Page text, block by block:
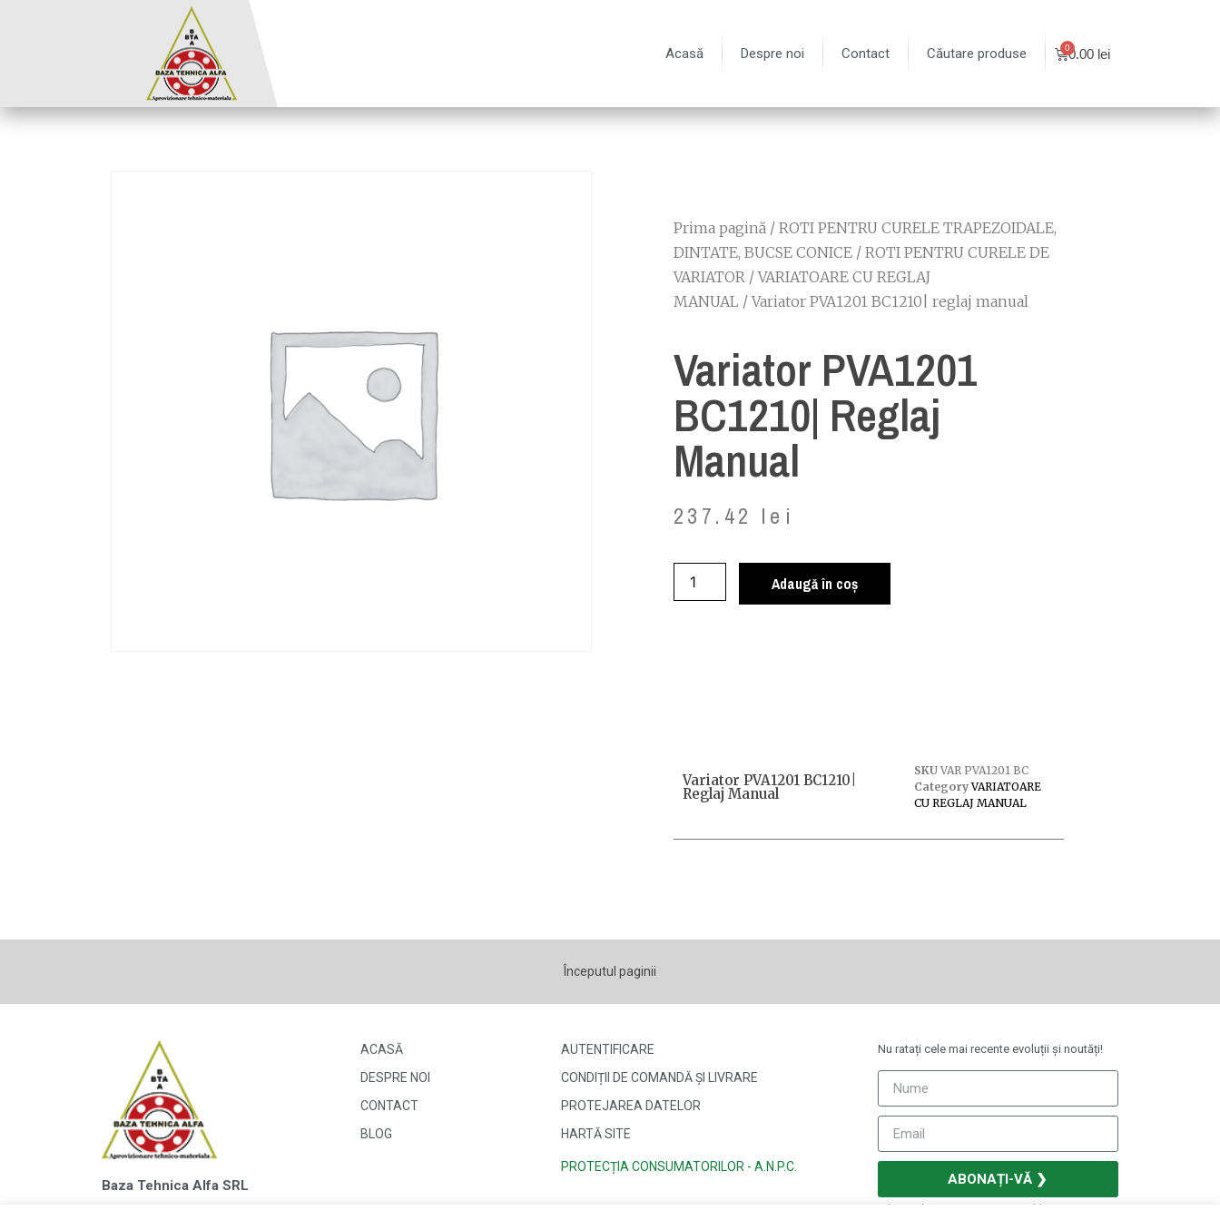
Acasă Despre noi Contact Căutare produse 0.00 lei
Prima pagină / ROTI PENTRU CURELE TRAPEZOIDALE,
DINTATE, BUCSE CONICE / ROTI PENTRU CURELE DE
VARIATOR /VARIATOARE CU REGLAJ
MANUAL / Variator PVA1201 BC1210| reglaj manual
Variator PVA1201
BC1210| Reglaj
Manual
237.42 lei
Adaugă în coș
Variator PVA1201 BC1210|
Reglaj Manual
SKU VAR PVA1201 BC
Category VARIATOARE
CU REGLAJ MANUAL
Începutul paginii
Baza Tehnica Alfa SRL
ACASĂ
DESPRE NOI
CONTACT
BLOG
AUTENTIFICARE
CONDIȚII DE COMANDĂ ȘI LIVRARE
PROTEJAREA DATELOR
HARTĂ SITE
PROTECȚIA CONSUMATORILOR - A.N.P.C.
Nu ratați cele mai recente evoluții și noutăți!
ABONAȚI-VĂ ❯
Câmpurile marcate cu * sunt obligatorii